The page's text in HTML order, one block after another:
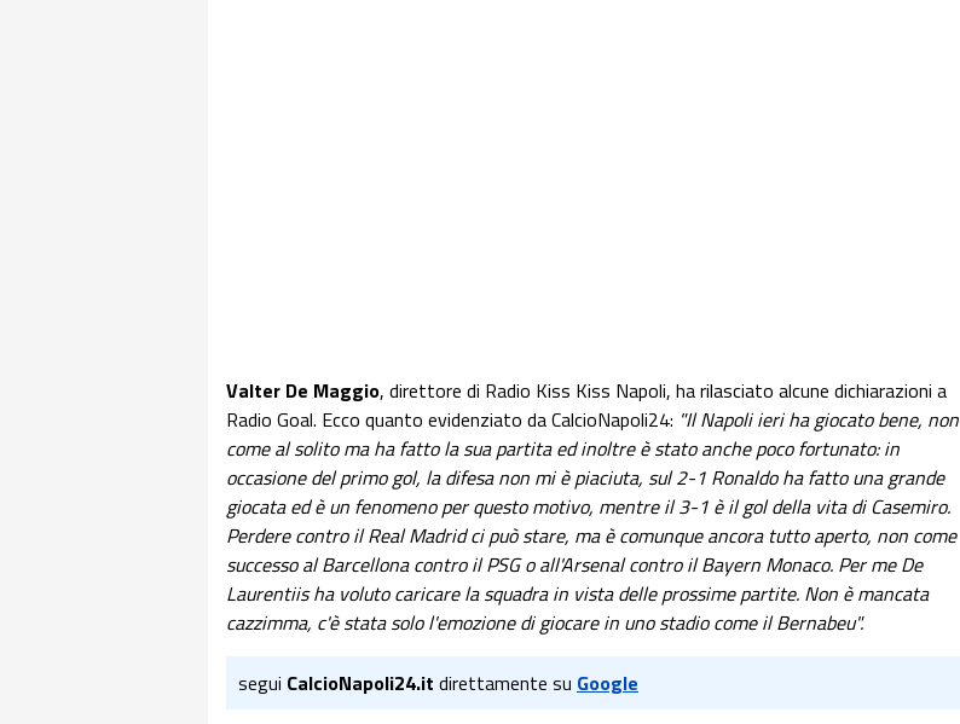
Valter De Maggio, direttore di Radio Kiss Kiss Napoli, ha rilasciato alcune dichiarazioni a
Radio Goal. Ecco quanto evidenziato da CalcioNapoli24: "Il Napoli ieri ha giocato bene, non
come al solito ma ha fatto la sua partita ed inoltre è stato anche poco fortunato: in
occasione del primo gol, la difesa non mi è piaciuta, sul 2-1 Ronaldo ha fatto una grande
giocata ed è un fenomeno per questo motivo, mentre il 3-1 è il gol della vita di Casemiro.
Perdere contro il Real Madrid ci può stare, ma è comunque ancora tutto aperto, non come
successo al Barcellona contro il PSG o all'Arsenal contro il Bayern Monaco. Per me De
Laurentiis ha voluto caricare la squadra in vista delle prossime partite. Non è mancata
cazzimma, c'è stata solo l'emozione di giocare in uno stadio come il Bernabeu".
segui CalcioNapoli24.it direttamente su Google